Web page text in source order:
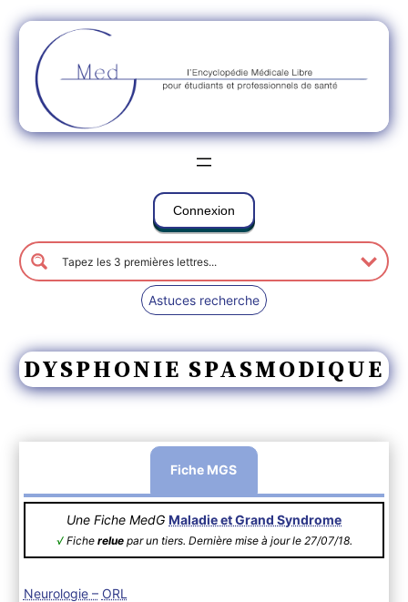
Connexion
Astuces recherche
DYSPHONIE SPASMODIQUE
Fiche MGS
Une Fiche MedG Maladie et Grand Syndrome
√Fiche reluepar un tiers. Dernière mise à jour le 27/07/18.
Neurologie – ORL